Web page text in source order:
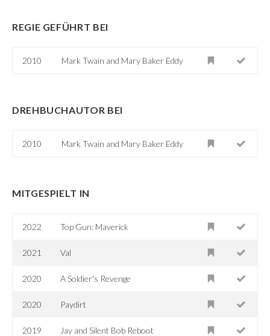
REGIE GEFÜHRT BEI
2010 Mark Twain and Mary Baker Eddy
DREHBUCHAUTOR BEI
2010 Mark Twain and Mary Baker Eddy
MITGESPIELT IN
2022 Top Gun: Maverick
2021 Val
2020 A Soldier's Revenge
2020 Paydirt
2019 Jay and Silent Bob Reboot